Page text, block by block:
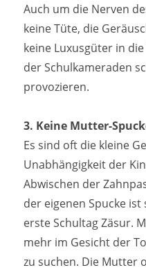
Auch um die Nerven
keine Tüte, die
keine Luxusgüter in
der Schulkameraden
provozieren.
3. Keine Mutter-
Es sind oft die kleine
Unabhängigkeit der
Abwischen der
der eigenen Spucke
erste Schultag Zäsur.
mehr im Gesicht der
zu suchen. Die Mutter